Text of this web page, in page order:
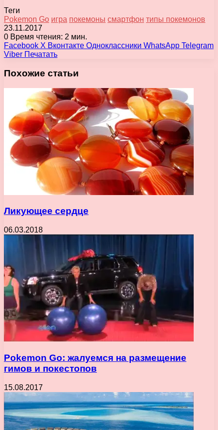
Теги
Pokemon Go игра покемоны смартфон типы покемонов
23.11.2017
0 Время чтения: 2 мин.
Facebook X Вконтакте Одноклассники WhatsApp Telegram
Viber Печатать
Похожие статьи
Ликующее сердце
06.03.2018
Pokemon Go: жалуемся на размещение
гимов и покестопов
15.08.2017